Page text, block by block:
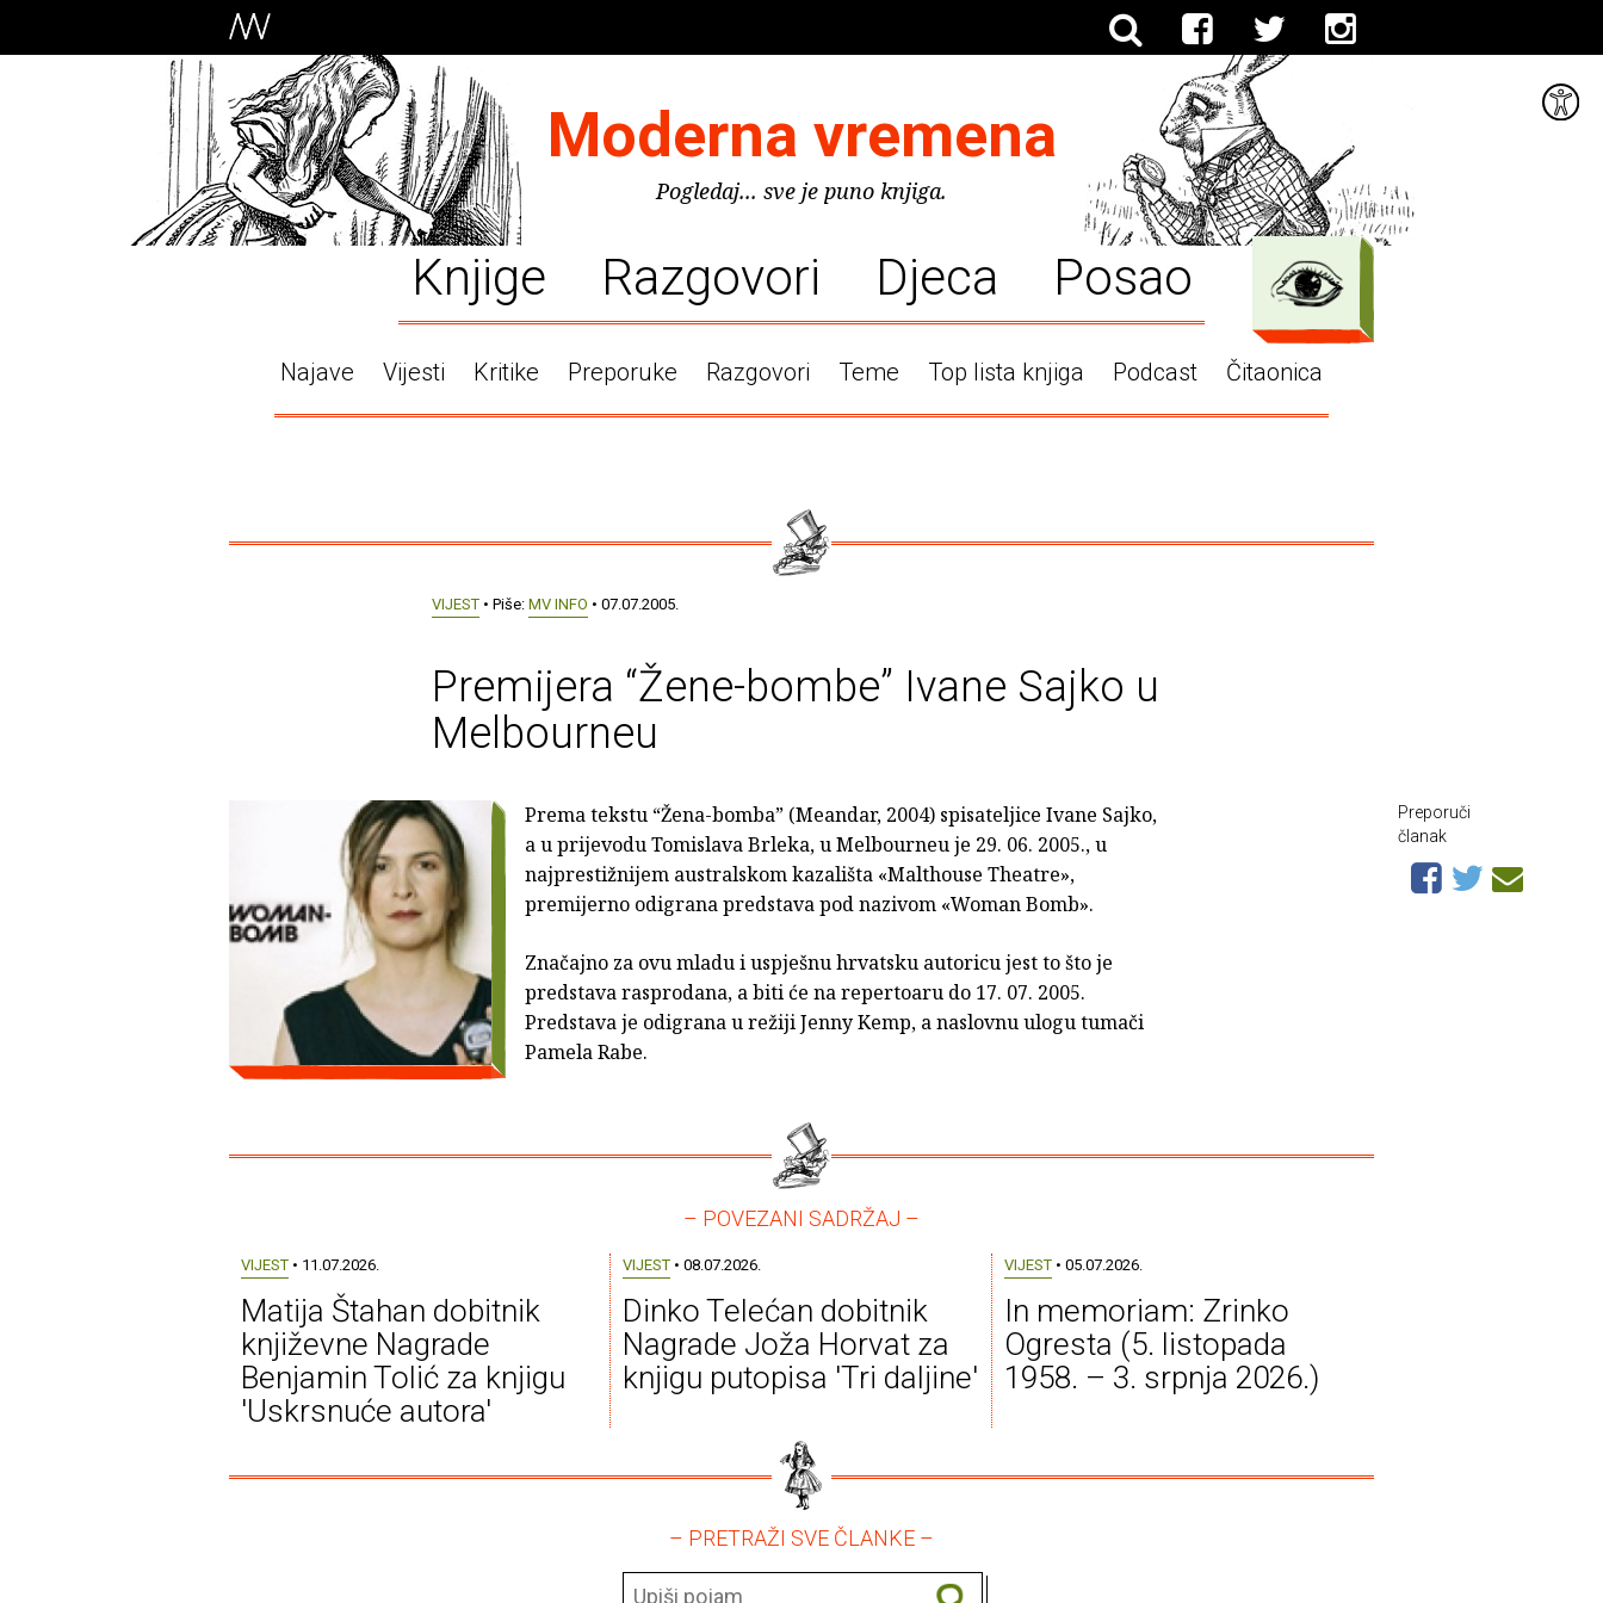
Moderna vremena
Pogledaj... sve je puno knjiga.
Knjige Razgovori Djeca Posao
Najave Vijesti Kritike Preporuke Razgovori Teme Top lista knjiga Podcast Čitaonica
VIJEST • Piše: MV INFO • 07.07.2005.
Premijera “Žene-bombe” Ivane Sajko u
Melbourneu
Prema tekstu “Žena-bomba” (Meandar, 2004) spisateljice Ivane Sajko,
a u prijevodu Tomislava Brleka, u Melbourneu je 29. 06. 2005., u
najprestižnijem australskom kazališta «Malthouse Theatre»,
premijerno odigrana predstava pod nazivom «Woman Bomb».
Značajno za ovu mladu i uspješnu hrvatsku autoricu jest to što je
predstava rasprodana, a biti će na repertoaru do 17. 07. 2005.
Predstava je odigrana u režiji Jenny Kemp, a naslovnu ulogu tumači
Pamela Rabe.
Preporuči
članak
– POVEZANI SADRŽAJ –
VIJEST• 11.07.2026.
Matija Štahan dobitnik
književne Nagrade
Benjamin Tolić za knjigu
'Uskrsnuće autora'
VIJEST• 08.07.2026.
Dinko Telećan dobitnik
Nagrade Joža Horvat za
knjigu putopisa 'Tri daljine'
VIJEST• 05.07.2026.
In memoriam: Zrinko
Ogresta (5. listopada
1958. – 3. srpnja 2026.)
– PRETRAŽI SVE ČLANKE –